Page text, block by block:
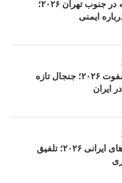
انفجار کارخانه در جنوب تهران ۲۰۲۶؛
ایمنی
اعدام بهزاد صفوت ۲۰۲۶؛ جنجال تازه
ایران
جدیدترین غذاهای ایرانی ۲۰۲۶؛ تلفیق